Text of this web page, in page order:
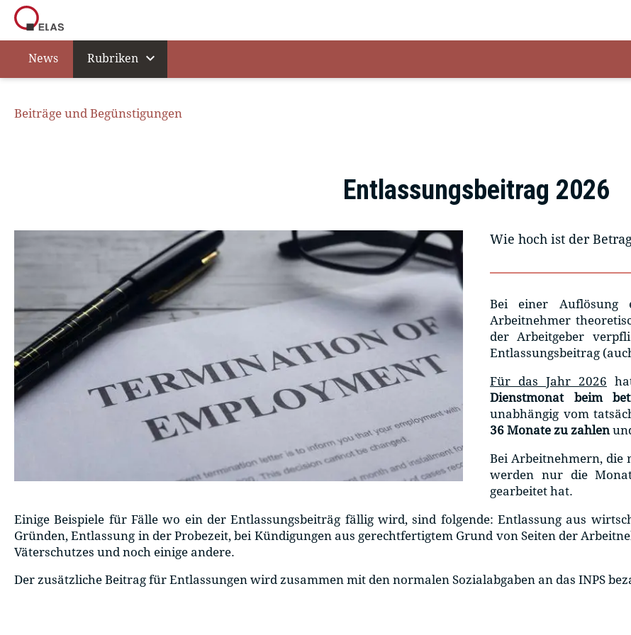
News Rubriken expand_more
Beiträge und Begünstigungen
Entlassungsbeitrag 2026
Wie hoch ist der
Bei einer Auflösung
Arbeitnehmer
der Arbeitgeber
Entlassungsbeitrag
Für das Jahr 2026
Dienstmonat beim
unabhängig vom
36 Monate zu zahlen
Bei Arbeitnehmern, die
werden nur die
gearbeitet hat.
Einige Beispiele für Fälle wo ein der Entlassungsbeiträg fällig wird, sind folgende: Entlassung aus
Gründen, Entlassung in der Probezeit, bei Kündigungen aus gerechtfertigtem Grund von Seiten der
Väterschutzes und noch einige andere.
Der zusätzliche Beitrag für Entlassungen wird zusammen mit den normalen Sozialabgaben an das INPS